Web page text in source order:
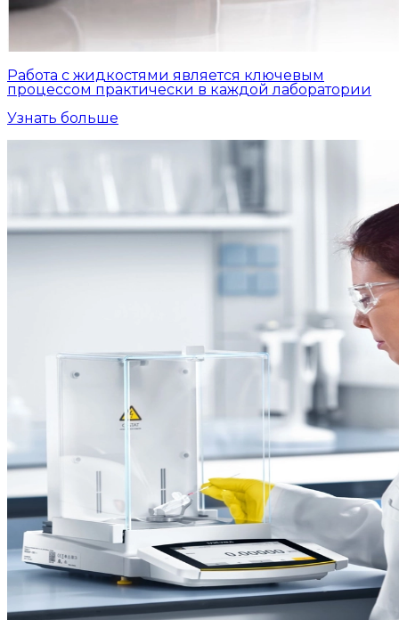
Работа с жидкостями является ключевым
процессом практически в каждой лаборатории
Узнать больше